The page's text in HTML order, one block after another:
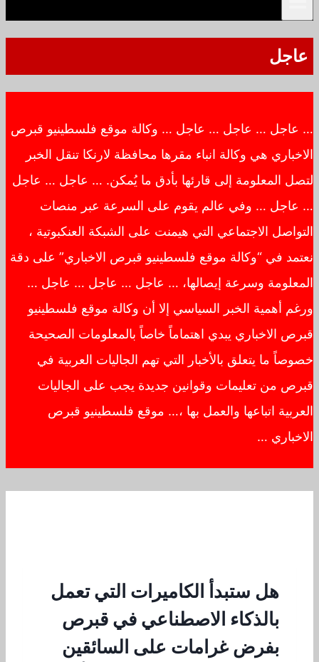
عاجل
… عاجل … عاجل … عاجل … وكالة موقع فلسطينيو قبرص
الاخباري هي وكالة انباء مقرها محافظة لارنكا تنقل الخبر
لتصل المعلومة إلى قارئها بأدق ما يُمكن. … عاجل … عاجل
… عاجل … وفي عالم يقوم على السرعة عبر منصات
التواصل الاجتماعي التي هيمنت على الشبكة العنكبوتية ،
نعتمد في “وكالة موقع فلسطينيو قبرص الاخباري” على دقة
المعلومة وسرعة إيصالها، … عاجل … عاجل … عاجل …
ورغم أهمية الخبر السياسي إلا أن وكالة موقع فلسطينيو
قبرص الاخباري يبدي اهتماماً خاصاً بالمعلومات الصحيحة
خصوصاً ما يتعلق بالأخبار التي تهم الجاليات العربية في
قبرص من تعليمات وقوانين جديدة يجب على الجاليات
العربية اتباعها والعمل بها ،… موقع فلسطينيو قبرص
الاخباري …
هل ستبدأ الكاميرات التي تعمل
بالذكاء الاصطناعي في قبرص
بفرض غرامات على السائقين